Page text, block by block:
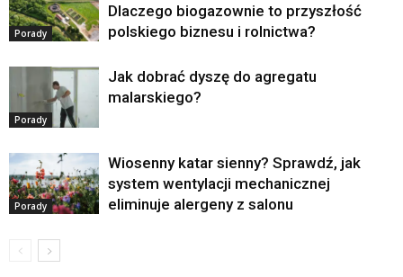
Porady
Dlaczego biogazownie to przyszłość
polskiego biznesu i rolnictwa?
Porady
Jak dobrać dyszę do agregatu
malarskiego?
Porady
Wiosenny katar sienny? Sprawdź, jak
system wentylacji mechanicznej
eliminuje alergeny z salonu